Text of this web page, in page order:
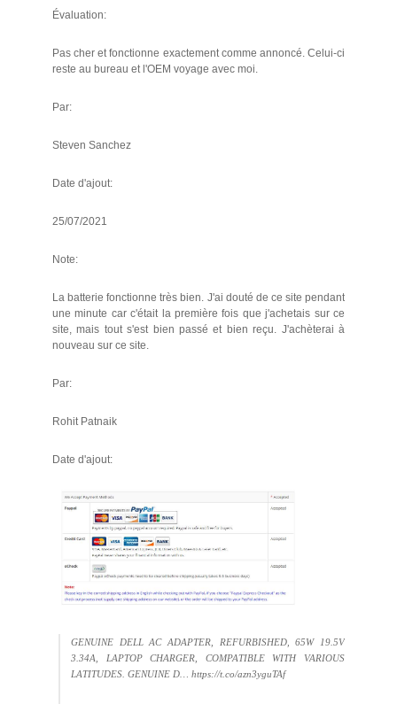
Évaluation:
Pas cher et fonctionne exactement comme annoncé. Celui-ci
reste au bureau et l'OEM voyage avec moi.
Par:
Steven Sanchez
Date d'ajout:
25/07/2021
Note:
La batterie fonctionne très bien. J'ai douté de ce site pendant
une minute car c'était la première fois que j'achetais sur ce
site, mais tout s'est bien passé et bien reçu. J'achèterai à
nouveau sur ce site.
Par:
Rohit Patnaik
Date d'ajout:
GENUINE DELL AC ADAPTER, REFURBISHED, 65W 19.5V
3.34A, LAPTOP CHARGER, COMPATIBLE WITH VARIOUS
LATITUDES. GENUINE D… https://t.co/azn3yguTAf